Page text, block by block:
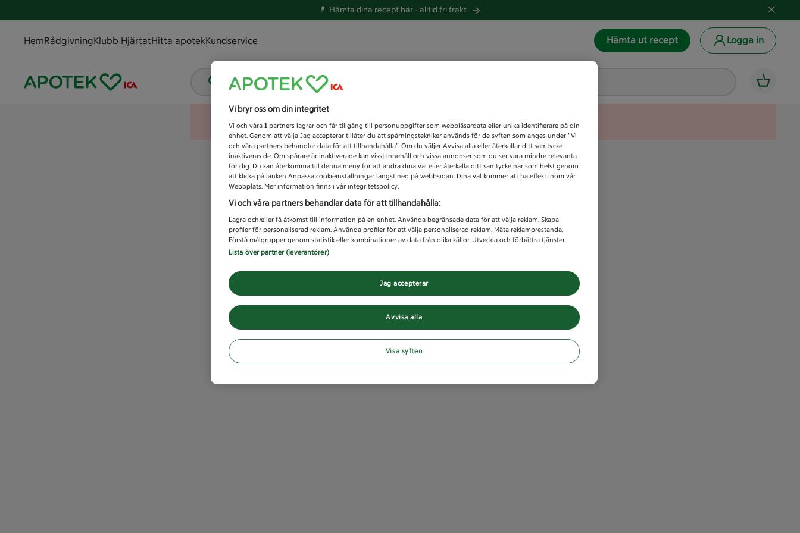
💊 Hämta dina recept här -alltid fri frakt
HemRådgivningKlubb HjärtatHitta apotekKundservice Hämta ut recept Logga in
Vad letar du efter idag?
Unknown error
Vi bryr oss om din integritet
Vi och våra 1 partners lagrar och får tillgång till personuppgifter som webbläsardata eller unika identifierare på din
enhet. Genom att välja Jag accepterar tillåter du att spårningstekniker används för de syften som anges under ”Vi
och våra partners behandlar data för att tillhandahålla”. Om du väljer Avvisa alla eller återkallar ditt samtycke
inaktiveras de. Om spårare är inaktiverade kan visst innehåll och vissa annonser som du ser vara mindre relevanta
för dig. Du kan återkomma till denna meny för att ändra dina val eller återkalla ditt samtycke när som helst genom
att klicka på länken Anpassa cookieinställningar längst ned på webbsidan. Dina val kommer att ha effekt inom vår
Webbplats. Mer information finns i vår integritetspolicy.
Vi och våra partners behandlar data för att tillhandahålla:
Lagra och/eller få åtkomst till information på en enhet. Använda begränsade data för att välja reklam. Skapa
profiler för personaliserad reklam. Använda profiler för att välja personaliserad reklam. Mäta reklamprestanda.
Förstå målgrupper genom statistik eller kombinationer av data från olika källor. Utveckla och förbättra tjänster.
Lista över partner (leverantörer)
Avvisa alla
Jag accepterar
Visa syften